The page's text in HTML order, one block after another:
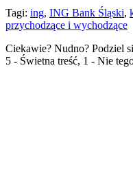
Tagi: ing, ING Bank Śląski,
przychodzące i wychodzące
Ciekawie? Nudno? Podziel
5 - Świetna treść, 1 - Nie